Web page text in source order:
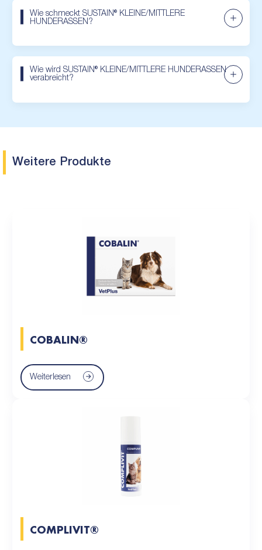
Wie schmeckt SUSTAIN® KLEINE/MITTLERE
HUNDERASSEN?
Wie wird SUSTAIN® KLEINE/MITTLERE HUNDERASSEN
verabreicht?
Weitere Produkte
COBALIN®
Weiterlesen
COMPLIVIT®